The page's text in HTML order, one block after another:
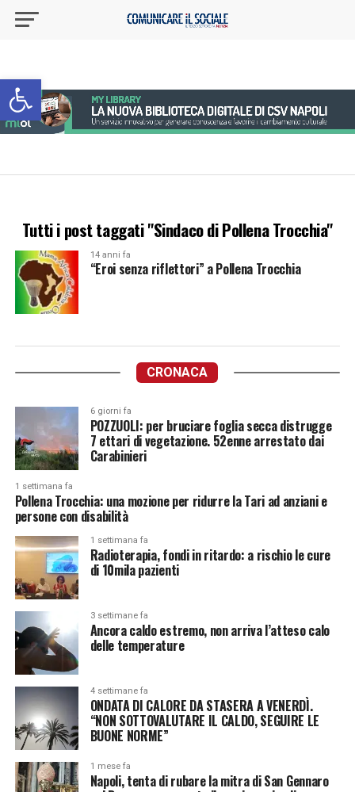
Apri la barra degli strumenti
Tutti i post taggati "Sindaco di Pollena Trocchia"
14 anni fa
“Eroi senza riflettori” a Pollena Trocchia
CRONACA
6 giorni fa
POZZUOLI: per bruciare foglia secca distrugge
7 ettari di vegetazione. 52enne arrestato dai
Carabinieri
1 settimana fa
Pollena Trocchia: una mozione per ridurre la Tari ad anziani e
persone con disabilità
1 settimana fa
Radioterapia, fondi in ritardo: a rischio le cure
di 10mila pazienti
3 settimane fa
Ancora caldo estremo, non arriva l’atteso calo
delle temperature
4 settimane fa
ONDATA DI CALORE DA STASERA A VENERDÌ.
“NON SOTTOVALUTARE IL CALDO, SEGUIRE LE
BUONE NORME”
1 mese fa
Napoli, tenta di rubare la mitra di San Gennaro